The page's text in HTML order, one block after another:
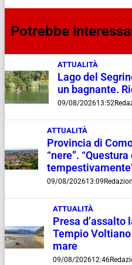
Potrebbe
ATTUALITÀ
Lago del
un bagnante.
09/08/202613:52
ATTUALITÀ
Provincia di
“nere”.
09/08/202613:09
ATTUALITÀ
Presa d’assalto
Tempio Voltiano
mare
09/08/202612:46